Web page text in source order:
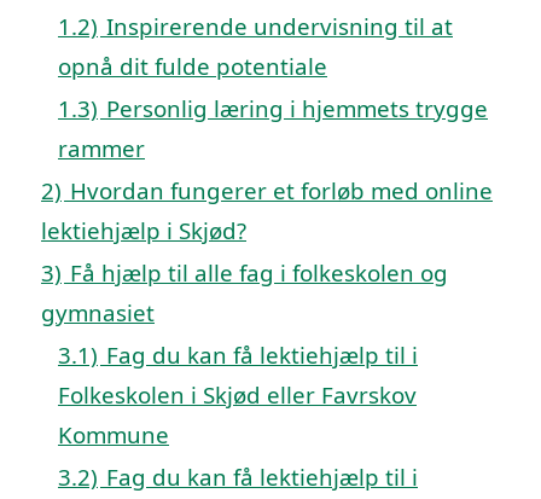
1.2) Inspirerende undervisning til at
opnå dit fulde potentiale
1.3) Personlig læring i hjemmets trygge
rammer
2) Hvordan fungerer et forløb med online
lektiehjælp i Skjød?
3) Få hjælp til alle fag i folkeskolen og
gymnasiet
3.1) Fag du kan få lektiehjælp til i
Folkeskolen i Skjød eller Favrskov
Kommune
3.2) Fag du kan få lektiehjælp til i